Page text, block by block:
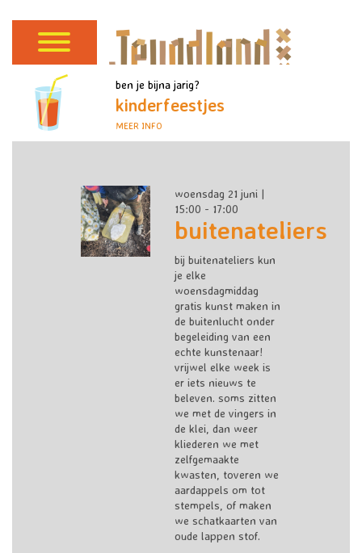
ben je bijna jarig?
kinderfeestjes
MEER INFO
woensdag 21 juni |
15:00 - 17:00
buitenateliers
bij buitenateliers kun
je elke
woensdagmiddag
gratis kunst maken in
de buitenlucht onder
begeleiding van een
echte kunstenaar!
vrijwel elke week is
er iets nieuws te
beleven. soms zitten
we met de vingers in
de klei, dan weer
kliederen we met
zelfgemaakte
kwasten, toveren we
aardappels om tot
stempels, of maken
we schatkaarten van
oude lappen stof.